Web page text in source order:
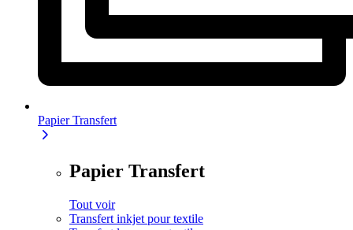
Papier Transfert
Papier Transfert
Tout voir
Transfert inkjet pour textile